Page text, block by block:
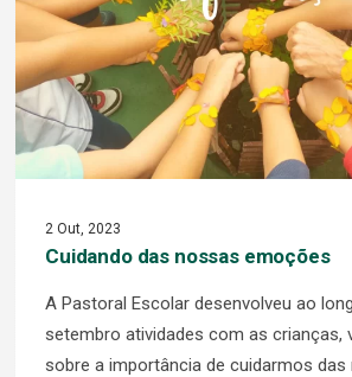
2 Out, 2023
Cuidando das nossas emoções
A Pastoral Escolar desenvolveu ao
setembro atividades com as crianças,
sobre a importância de cuidarmos das